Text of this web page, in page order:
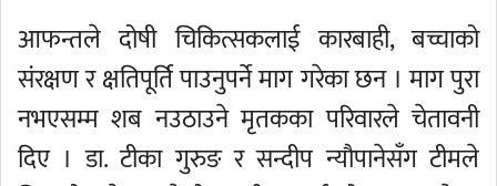
आफन्तले दोषी चिकित्सकलाई कारबाही, बच्चाको
संरक्षण र क्षतिपूर्ति पाउनुपर्ने माग गरेका छन । माग पुरा
नभएसम्म शब नउठाउने मृतकका परिवारले चेतावनी
दिए । डा. टीका गुरुङ र सन्दीप न्यौपानेसँग टीमले